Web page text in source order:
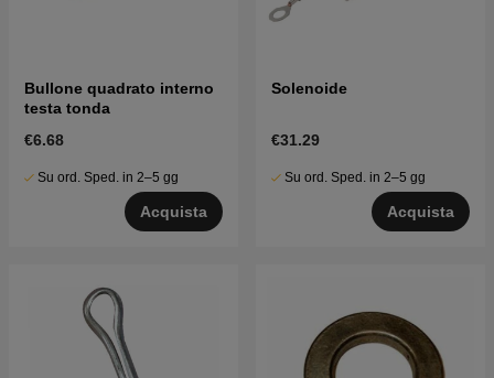
Bullone quadrato interno
testa tonda
€6.68
Su ord. Sped. in 2–5 gg
Acquista
Solenoide
€31.29
Su ord. Sped. in 2–5 gg
Acquista